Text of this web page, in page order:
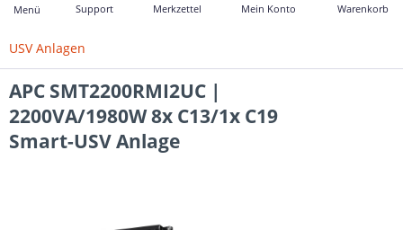
Menü Support Merkzettel Mein Konto Warenkorb
USV Anlagen
APC SMT2200RMI2UC |
2200VA/1980W 8x C13/1x C19
Smart-USV Anlage